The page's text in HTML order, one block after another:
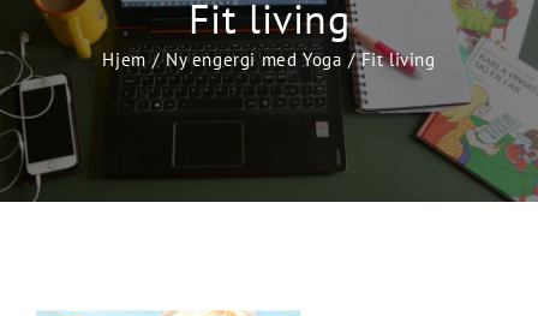
Fit living
Hjem Ny engergi med Yoga Fit living